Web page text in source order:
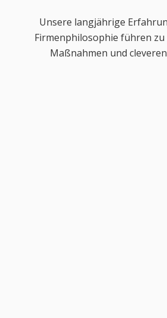
Unsere langjährige
Firmenphilosophie führen
Maßnahmen und